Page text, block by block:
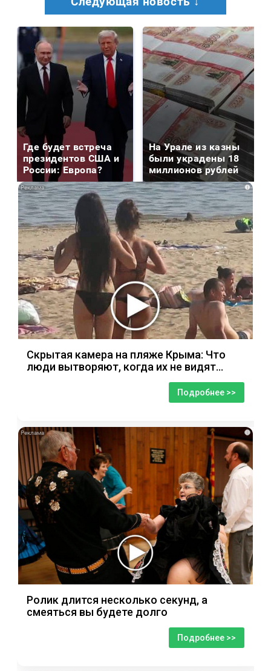
Где будет встреча
президентов США и
России: Европа?
На Урале из казны
были украдены 18
миллионов рублей
i
Скрытая камера на пляже Крыма: Что
люди вытворяют, когда их не видят...
Подробнее >>
i
Ролик длится несколько секунд, а
смеяться вы будете долго
Подробнее >>